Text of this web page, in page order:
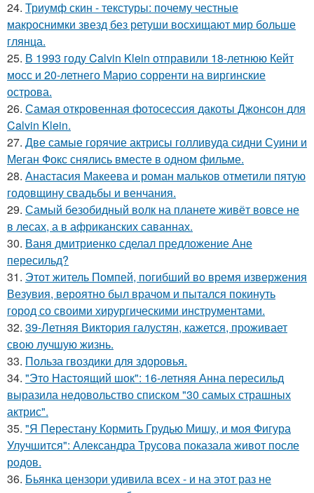
24. Триумф скин - текстуры: почему честные
макроснимки звезд без ретуши восхищают мир больше
глянца.
25. В 1993 году Calvin Klein отправили 18-летнюю Кейт
мосс и 20-летнего Марио сорренти на виргинские
острова.
26. Самая откровенная фотосессия дакоты Джонсон для
Calvin Klein.
27. Две самые горячие актрисы голливуда сидни Суини и
Меган Фокс снялись вместе в одном фильме.
28. Анастасия Макеева и роман мальков отметили пятую
годовщину свадьбы и венчания.
29. Самый безобидный волк на планете живёт вовсе не
в лесах, а в африканских саваннах.
30. Ваня дмитриенко сделал предложение Ане
пересильд?
31. Этот житель Помпей, погибший во время извержения
Везувия, вероятно был врачом и пытался покинуть
город со своими хирургическими инструментами.
32. 39-Летняя Виктория галустян, кажется, проживает
свою лучшую жизнь.
33. Польза гвоздики для здоровья.
34. "Это Настоящий шок": 16-летняя Анна пересильд
выразила недовольство списком "30 самых страшных
актрис".
35. "Я Перестану Кормить Грудью Мишу, и моя Фигура
Улучшится": Александра Трусова показала живот после
родов.
36. Бьянка цензори удивила всех - и на этот раз не